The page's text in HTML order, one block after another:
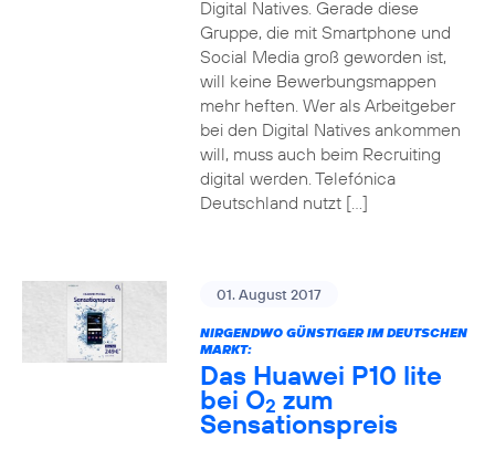
Digital Natives. Gerade diese
Gruppe, die mit Smartphone und
Social Media groß geworden ist,
will keine Bewerbungsmappen
mehr heften. Wer als Arbeitgeber
bei den Digital Natives ankommen
will, muss auch beim Recruiting
digital werden. Telefónica
Deutschland nutzt […]
01. August 2017
NIRGENDWO GÜNSTIGER IM DEUTSCHEN
MARKT:
Das Huawei P10 lite
bei O2 zum
Sensationspreis